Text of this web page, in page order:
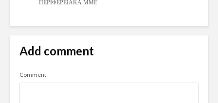
ΠΕΡΙΦΕΡΕΙΑΚΑ ΜΜΕ
Add comment
Comment